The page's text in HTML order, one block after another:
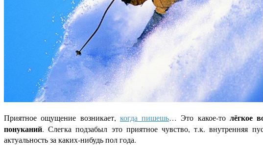
Приятное ощущение возникает, когда пишешь… Это какое-то лёгкое
понуканий. Слегка подзабыл это приятное чувство, т.к. внутренняя
актуальность за каких-нибудь пол года.